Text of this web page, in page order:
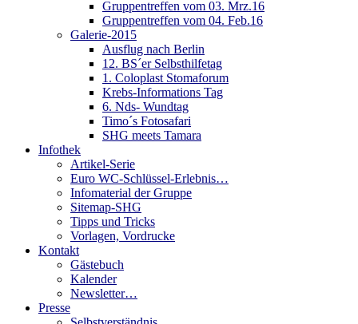
Gruppentreffen vom 03. Mrz.16
Gruppentreffen vom 04. Feb.16
Galerie-2015
Ausflug nach Berlin
12. BS´er Selbsthilfetag
1. Coloplast Stomaforum
Krebs-Informations Tag
6. Nds- Wundtag
Timo´s Fotosafari
SHG meets Tamara
Infothek
Artikel-Serie
Euro WC-Schlüssel-Erlebnis…
Infomaterial der Gruppe
Sitemap-SHG
Tipps und Tricks
Vorlagen, Vordrucke
Kontakt
Gästebuch
Kalender
Newsletter…
Presse